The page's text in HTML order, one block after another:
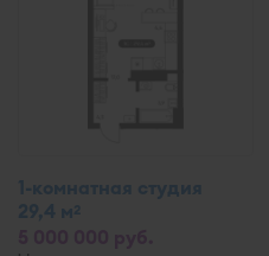
1-комнатная студия
29,4 м2